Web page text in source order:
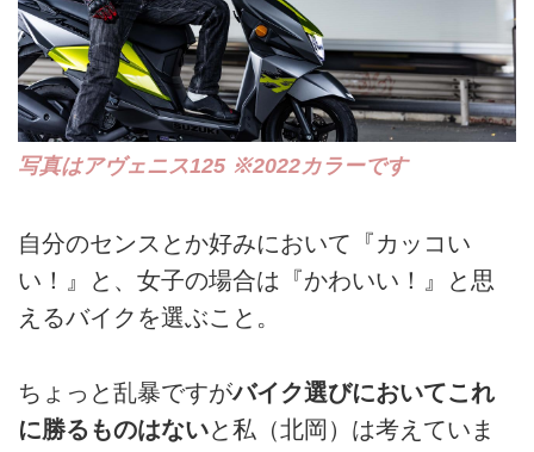
写真はアヴェニス125 ※2022カラーです
自分のセンスとか好みにおいて『カッコい
い！』と、女子の場合は『かわいい！』と思
えるバイクを選ぶこと。
ちょっと乱暴ですがバイク選びにおいてこれ
に勝るものはないと私（北岡）は考えていま